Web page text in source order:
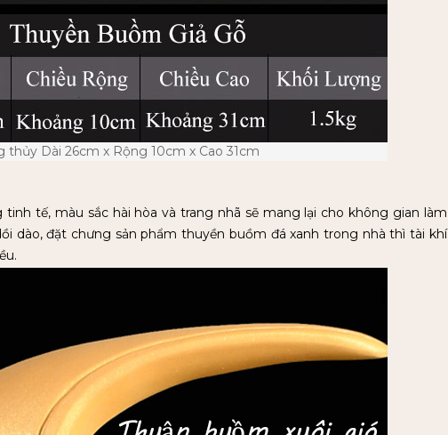
thủy Dài 26cm x Rộng 10cm x Cao 31cm
tế, màu sắc hài hòa và trang nhã sẽ mang lại cho không gian làm
dào, đặt chưng sản phẩm thuyền buồm đá xanh trong nhà thì tài khí